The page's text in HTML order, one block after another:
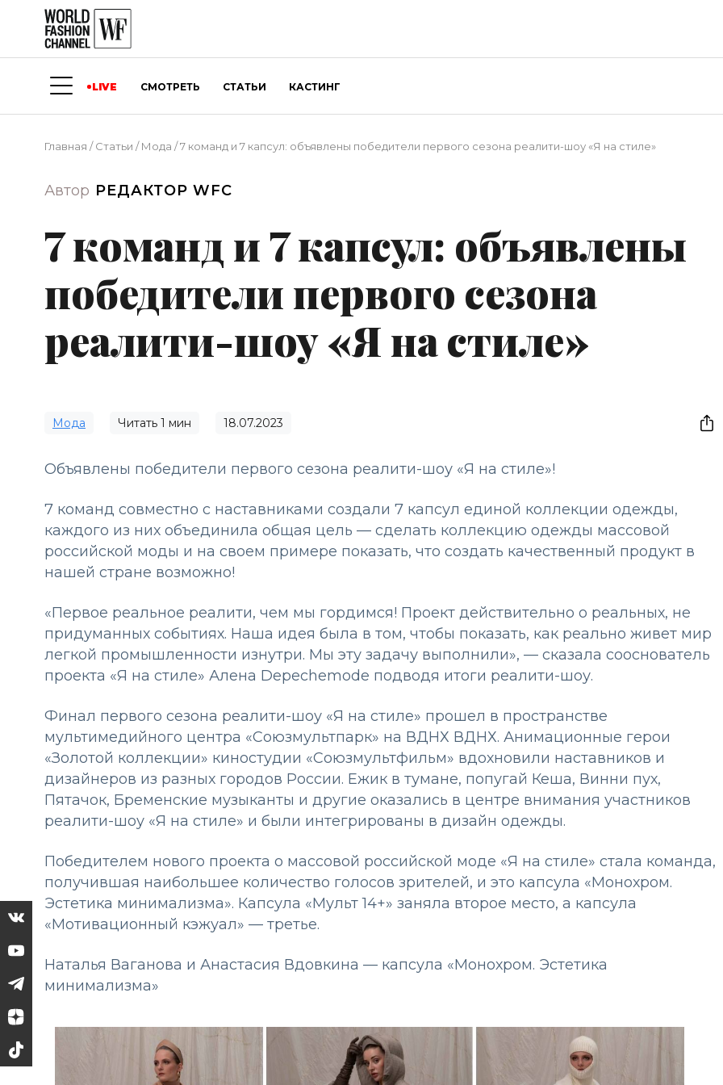
LIVE СМОТРЕТЬ СТАТЬИ КАСТИНГ
Главная /Статьи /Мода /7 команд и 7 капсул: объявлены победители первого сезона реалити-шоу «Я на стиле»
Автор РЕДАКТОР WFC
7 команд и 7 капсул: объявлены
победители первого сезона
реалити-шоу «Я на стиле»
Мода Читать 1 мин 18.07.2023
Объявлены победители первого сезона реалити-шоу «Я на стиле»!
7 команд совместно с наставниками создали 7 капсул единой коллекции одежды,
каждого из них объединила общая цель — сделать коллекцию одежды массовой
российской моды и на своем примере показать, что создать качественный продукт в
нашей стране возможно!
«Первое реальное реалити, чем мы гордимся! Проект действительно о реальных, не
придуманных событиях. Наша идея была в том, чтобы показать, как реально живет мир
легкой промышленности изнутри. Мы эту задачу выполнили», — сказала сооснователь
проекта «Я на стиле» Алена Depechemode подводя итоги реалити-шоу.
Финал первого сезона реалити-шоу «Я на стиле» прошел в пространстве
мультимедийного центра «Союзмультпарк» на ВДНХ ВДНХ. Анимационные герои
«Золотой коллекции» киностудии «Союзмультфильм» вдохновили наставников и
дизайнеров из разных городов России. Ежик в тумане, попугай Кеша, Винни пух,
Пятачок, Бременские музыканты и другие оказались в центре внимания участников
реалити-шоу «Я на стиле» и были интегрированы в дизайн одежды.
Победителем нового проекта о массовой российской моде «Я на стиле» стала команда,
получившая наибольшее количество голосов зрителей, и это капсула «Монохром.
Эстетика минимализма». Капсула «Мульт 14+» заняла второе место, а капсула
«Мотивационный кэжуал» — третье.
Наталья Ваганова и Анастасия Вдовкина — капсула «Монохром. Эстетика
минимализма»